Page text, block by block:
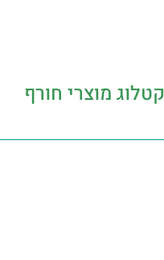
קטלוג מוצרי חורף